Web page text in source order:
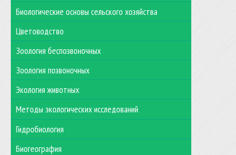
Биологические основы сельского хозяйства
Цветоводство
Зоология беспозвоночных
Зоология позвоночных
Экология животных
Методы экологических исследований
Гидробиология
Биогеография